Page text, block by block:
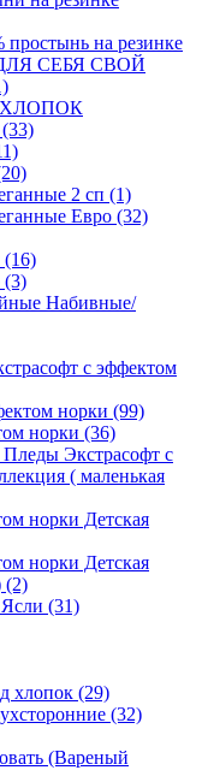
на резинке
ДЛЯ СЕБЯ СВОЙ
2 сп (1)
Евро (32)
(3)
Набивные/
с эффектом
норки (99)
норки (36)
Экстрасофт с
( маленькая
норки Детская
норки Детская
(2)
(31)
хлопок (29)
(32)
(Вареный